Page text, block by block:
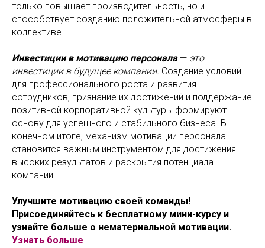
только повышает производительность, но и
способствует созданию положительной атмосферы в
коллективе.
Инвестиции в мотивацию персонала— это
инвестиции в будущее компании. Создание условий
для профессионального роста и развития
сотрудников, признание их достижений и поддержание
позитивной корпоративной культуры формируют
основу для успешного и стабильного бизнеса. В
конечном итоге, механизм мотивации персонала
становится важным инструментом для достижения
высоких результатов и раскрытия потенциала
компании.
Улучшите мотивацию своей команды!
Присоединяйтесь к бесплатному мини-курсу и
узнайте больше о нематериальной мотивации.
Узнать больше